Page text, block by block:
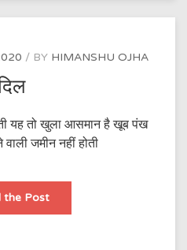
BY HIMANSHU OJHA
यह तो खुला आसमान है खूब पंख
जमीन नहीं होती
the Postदिल